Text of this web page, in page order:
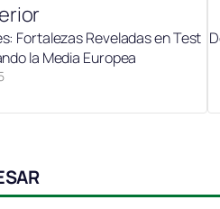
Fortalezas Reveladas en Test
la Media Europea